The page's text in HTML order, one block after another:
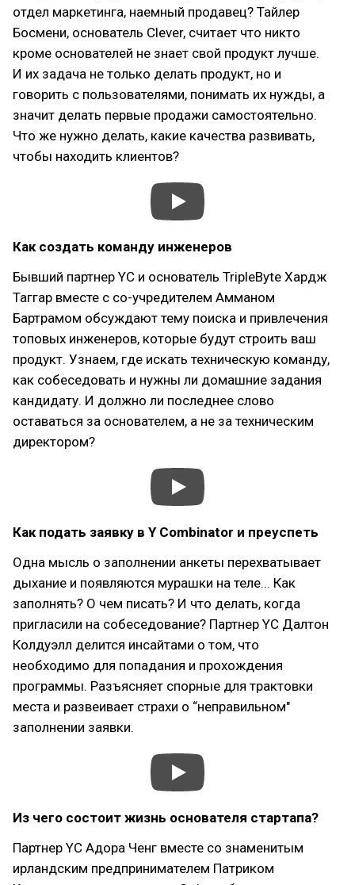
отдел маркетинга, наемный продавец? Тайлер
Босмени, основатель Clever, считает что никто
кроме основателей не знает свой продукт лучше.
И их задача не только делать продукт, но и
говорить с пользователями, понимать их нужды, а
значит делать первые продажи самостоятельно.
Что же нужно делать, какие качества развивать,
чтобы находить клиентов?
Как создать команду инженеров
Бывший партнер YC и основатель TripleByte Хардж
Таггар вместе с со-учредителем Амманом
Бартрамом обсуждают тему поиска и привлечения
топовых инженеров, которые будут строить ваш
продукт. Узнаем, где искать техническую команду,
как собеседовать и нужны ли домашние задания
кандидату. И должно ли последнее слово
оставаться за основателем, а не за техническим
директором?
Как подать заявку в Y Combinator и преуспеть
Одна мысль о заполнении анкеты перехватывает
дыхание и появляются мурашки на теле... Как
заполнять? О чем писать? И что делать, когда
пригласили на собеседование? Партнер YC Далтон
Колдуэлл делится инсайтами о том, что
необходимо для попадания и прохождения
программы. Разъясняет спорные для трактовки
места и развеивает страхи о “неправильном"
заполнении заявки.
Из чего состоит жизнь основателя стартапа?
Партнер YC Адора Ченг вместе со знаменитым
ирландским предпринимателем Патриком